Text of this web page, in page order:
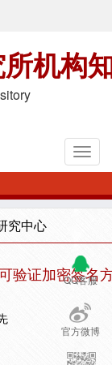
机构
究中心
QQ客服
官方微博
验证加密签名